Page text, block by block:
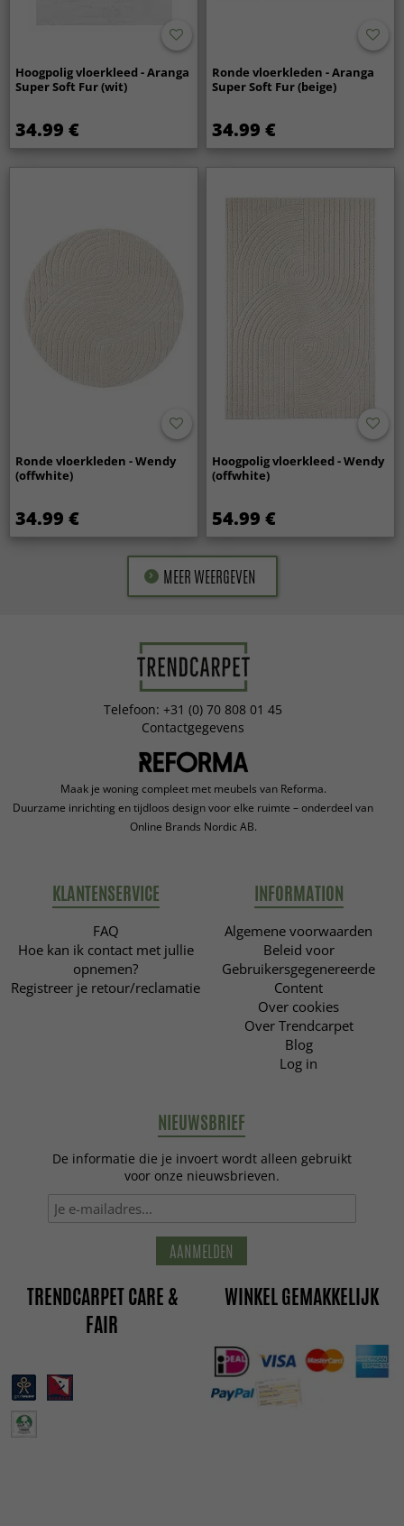
Hoogpolig vloerkleed - Aranga
Super Soft Fur (wit)
34.99 €
Ronde vloerkleden - Aranga
Super Soft Fur (beige)
34.99 €
Ronde vloerkleden - Wendy
(offwhite)
34.99 €
Hoogpolig vloerkleed - Wendy
(offwhite)
54.99 €
MEER WEERGEVEN
Telefoon: +31 (0) 70 808 01 45
Contactgegevens
Maak je woning compleet met meubels van Reforma.
Duurzame inrichting en tijdloos design voor elke ruimte – onderdeel van
Online Brands Nordic AB.
KLANTENSERVICE
FAQ
Hoe kan ik contact met jullie
opnemen?
Registreer je retour/reclamatie
INFORMATION
Algemene voorwaarden
Beleid voor
Gebruikersgegenereerde
Content
Over cookies
Over Trendcarpet
Blog
Log in
NIEUWSBRIEF
De informatie die je invoert wordt alleen gebruikt
voor onze nieuwsbrieven.
AANMELDEN
TRENDCARPET CARE &
FAIR
WINKEL GEMAKKELIJK